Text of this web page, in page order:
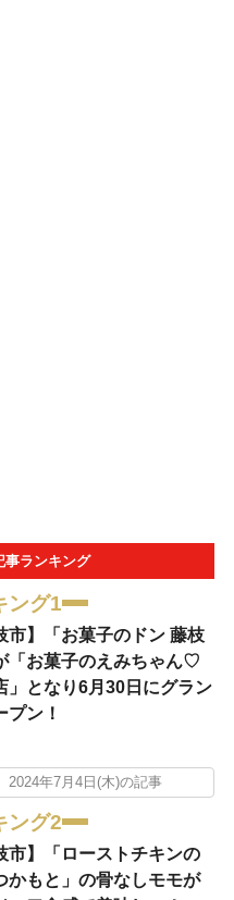
事ランキング
ング1
市】「お菓子のドン 藤枝
「お菓子のえみちゃん♡
」となり6月30日にグラン
プン！
2024年7月4日(木)の記事
ング2
市】「ローストチキンの
かもと」の骨なしモモが